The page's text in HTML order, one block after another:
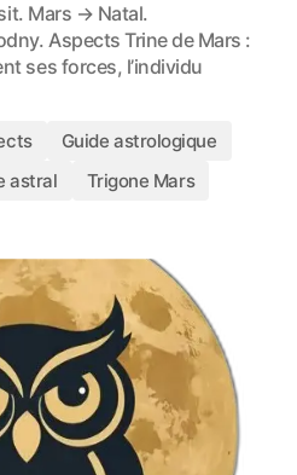
Mars → Natal.
Aspects Trine de Mars :
ses forces, l’individu
Guide astrologique
astral
Trigone Mars